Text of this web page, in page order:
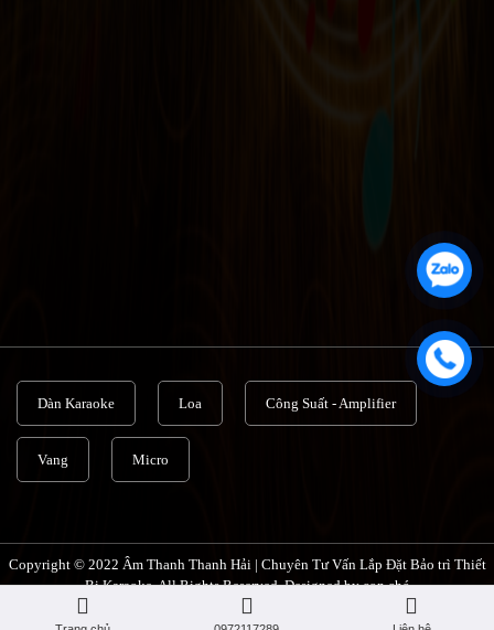
Dàn Karaoke Loa Công Suất - Amplifier
Vang Micro
Copyright © 2022 Âm Thanh Thanh Hải | Chuyên Tư Vấn Lắp Đặt Bảo trì Thiết
Bị Karaoke. All Rights Reserved. Designed by con chó